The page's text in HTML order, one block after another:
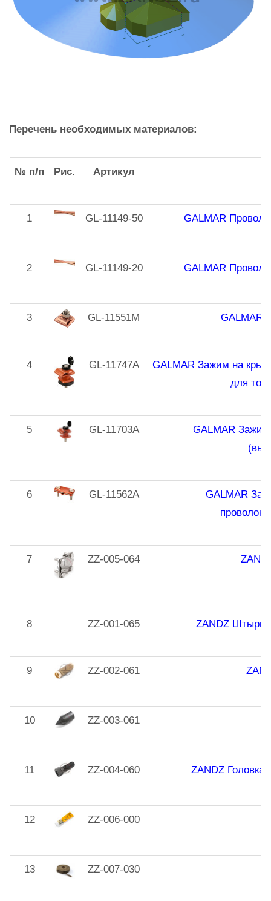
Перечень необходимых материалов:
№ п/п Рис. Артикул
1 GL-11149-50 GALMAR
2 GL-11149-20 GALMAR
3 GL-11551M GALMAR
4 GL-11747A
GALMAR Зажим на
для
5 GL-11703A
GALMAR
6 GL-11562A
GALMAR
7 ZZ-005-064
8 ZZ-001-065 ZANDZ Штырь
9 ZZ-002-061
10 ZZ-003-061
11 ZZ-004-060 ZANDZ
12 ZZ-006-000
13 ZZ-007-030